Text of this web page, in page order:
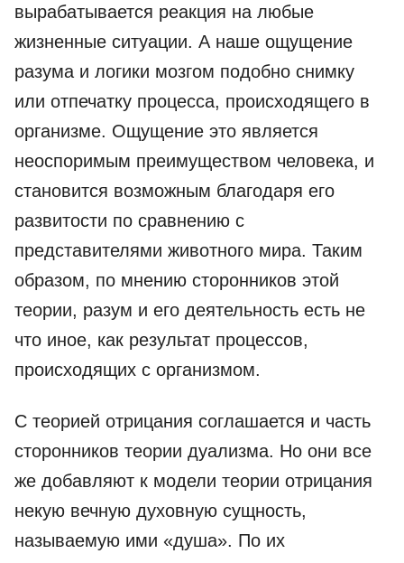
вырабатывается реакция на любые
жизненные ситуации. А наше ощущение
разума и логики мозгом подобно снимку
или отпечатку процесса, происходящего в
организме. Ощущение это является
неоспоримым преимуществом человека, и
становится возможным благодаря его
развитости по сравнению с
представителями животного мира. Таким
образом, по мнению сторонников этой
теории, разум и его деятельность есть не
что иное, как результат процессов,
происходящих с организмом.
С теорией отрицания соглашается и часть
сторонников теории дуализма. Но они все
же добавляют к модели теории отрицания
некую вечную духовную сущность,
называемую ими «душа». По их